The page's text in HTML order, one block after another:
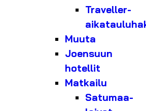
Traveller-
Muuta
Joensuun
hotellit
Matkailu
Satumaa-